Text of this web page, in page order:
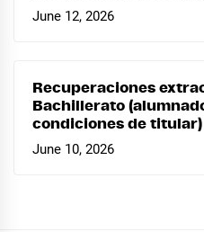
June 12, 2026
Recuperaciones
Bachillerato
condiciones de titular)
June 10, 2026